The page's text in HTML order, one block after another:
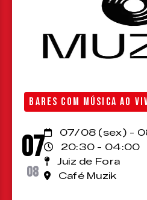
BARES COM MÚSICA AO
07
08
07/08 (sex) -
20:30 - 04:00
Juiz de Fora
Café Muzik